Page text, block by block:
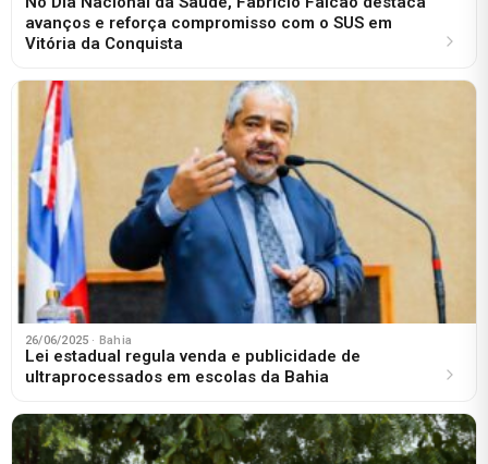
avanços e reforça compromisso com o SUS em
Vitória da Conquista
26/06/2025 · Bahia
Lei estadual regula venda e publicidade de
ultraprocessados em escolas da Bahia